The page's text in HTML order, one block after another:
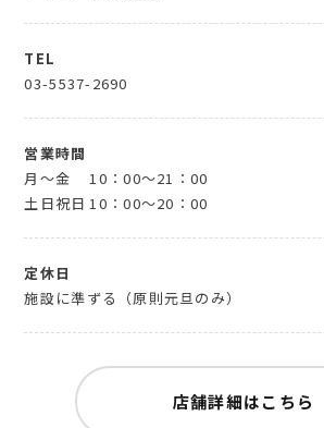
TEL
03-5537-2690
営業時間
月～金
10：00～21：00
土日祝日 10：00～20：00
定休日
施設に準ずる（原則元旦のみ）
店舗詳細はこちら